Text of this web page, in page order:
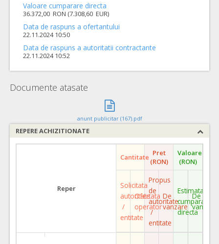
Valoare cumparare directa
36.372,00 RON (7.308,60 EUR)
Data de raspuns a ofertantului
22.11.2024 10:50
Data de raspuns a autoritatii contractante
22.11.2024 10:52
Documente atasate
anunt publicitar (167).pdf
REPERE ACHIZITIONATE
Reper
Cantitate Pret
(RON)
Valoare
(RON)
Solicitata
autoritate
/
entitate
Ofertata
operator
Propus
de
autoritate
/
entitate
De
vanzare
Estimata
cumparare
directa
De
vanzare